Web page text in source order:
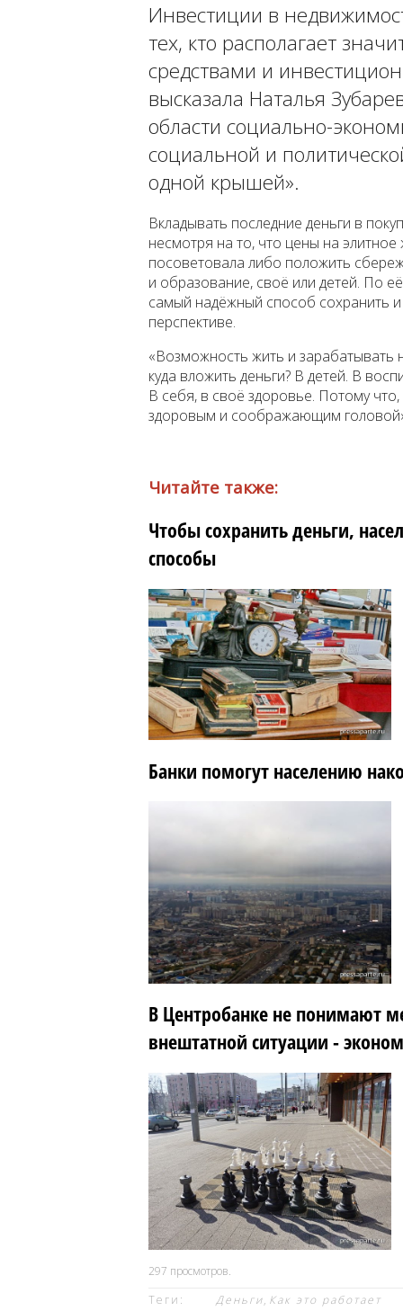
Инвестиции в
тех, кто располагает
средствами и
высказала Наталья
области социально-
социальной и
одной крышей».
Вкладывать последние деньги в
несмотря на то, что цены на
посоветовала либо положить
и образование, своё или детей. По
самый надёжный способ сохранить
перспективе.
«Возможность жить и зарабатывать
куда вложить деньги? В детей. В
В себя, в своё здоровье. Потому
здоровым и соображающим
Читайте также:
Чтобы сохранить деньги,
способы
Банки помогут населению
В Центробанке не понимают
внештатной ситуации -
297 просмотров.
Теги:
Деньги, Как это работает